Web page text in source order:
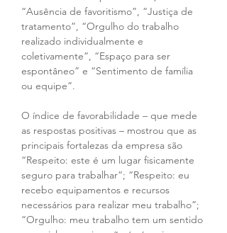
“Ausência de favoritismo”, “Justiça de
tratamento”, “Orgulho do trabalho
realizado individualmente e
coletivamente”, “Espaço para ser
espontâneo” e “Sentimento de família
ou equipe”.
O índice de favorabilidade – que mede
as respostas positivas – mostrou que as
principais fortalezas da empresa são
“Respeito: este é um lugar fisicamente
seguro para trabalhar”; “Respeito: eu
recebo equipamentos e recursos
necessários para realizar meu trabalho”;
“Orgulho: meu trabalho tem um sentido